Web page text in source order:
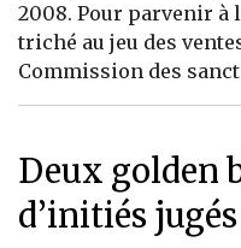
2008. Pour parvenir à
triché au jeu des
Commission des
Deux golden
d’initiés